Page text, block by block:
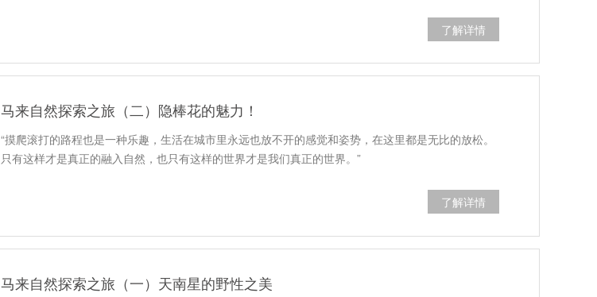
了解详情
马来自然探索之旅（二）隐棒花的魅力！
“摸爬滚打的路程也是一种乐趣，生活在城市里永远也放不开的感觉和姿势，在这里都是无比的放松。
只有这样才是真正的融入自然，也只有这样的世界才是我们真正的世界。”
了解详情
马来自然探索之旅（一）天南星的野性之美